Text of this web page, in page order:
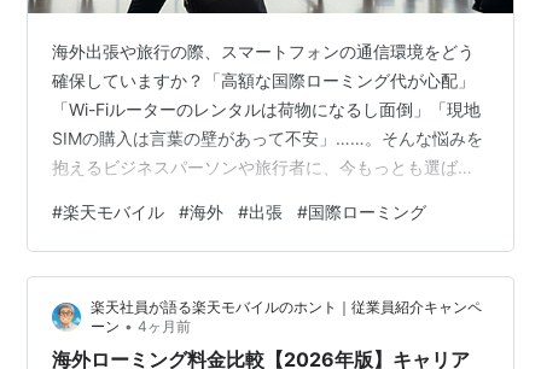
海外出張や旅行の際、スマートフォンの通信環境をどう
確保していますか？「高額な国際ローミング代が心配」
「Wi-Fiルーターのレンタルは荷物になるし面倒」「現地
SIMの購入は言葉の壁があって不安」……。そんな悩みを
抱えるビジネスパーソンや旅行者に、今もっとも選ばれ
倒的な利便性を発揮する楽天モバイルです。 仕事やプラ
イベートで海外へ行く機会が増えてきた今、幅広い世代
が注目しているのが、格安SIMの中でも異彩を放つ楽天モ
バイルの「海外利用サービス」です。今回は、従来の国
際ローミングの常識を覆し、スマホ代節約と海外での快
#楽天モバイル #海外 #出張 #国際ローミング
楽天社員が語る楽天モバイルのホント｜従業員紹介キャンペ
ーン • 4ヶ月前
海外ローミング料金比較【2026年版】キャリア